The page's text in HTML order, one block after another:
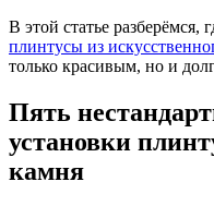
В этой статье
плинтусы из
только красивым, но и
Пять
установки
камня